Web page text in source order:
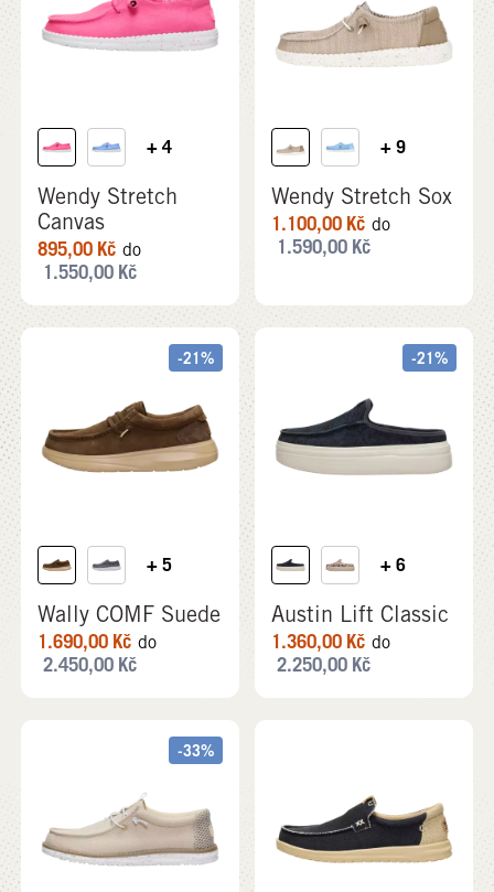
+ 4
Wendy Stretch
Canvas
895,00 Kč do
1.550,00 Kč
+ 9
Wendy Stretch Sox
1.100,00 Kč do
1.590,00 Kč
-21%
+ 5
Wally COMF Suede
1.690,00 Kč do
2.450,00 Kč
-21%
+ 6
Austin Lift Classic
1.360,00 Kč do
2.250,00 Kč
-33%